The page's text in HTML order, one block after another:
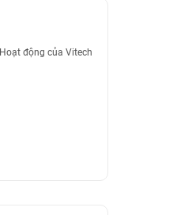
Hoạt động của Vitech